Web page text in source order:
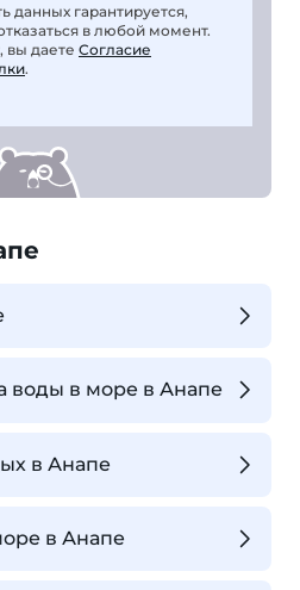
данных гарантируется,
в любой момент.
вы даете Согласие
.
воды в море в Анапе
в Анапе
в Анапе